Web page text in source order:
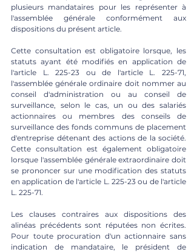
plusieurs mandataires pour les représenter à
l'assemblée générale conformément aux
dispositions du présent article.
Cette consultation est obligatoire lorsque, les
statuts ayant été modifiés en application de
l'article L. 225-23 ou de l'article L. 225-71,
l'assemblée générale ordinaire doit nommer au
conseil d'administration ou au conseil de
surveillance, selon le cas, un ou des salariés
actionnaires ou membres des conseils de
surveillance des fonds communs de placement
d'entreprise détenant des actions de la société.
Cette consultation est également obligatoire
lorsque l'assemblée générale extraordinaire doit
se prononcer sur une modification des statuts
en application de l'article L. 225-23 ou de l'article
L. 225-71.
Les clauses contraires aux dispositions des
alinéas précédents sont réputées non écrites.
Pour toute procuration d'un actionnaire sans
indication de mandataire, le président de